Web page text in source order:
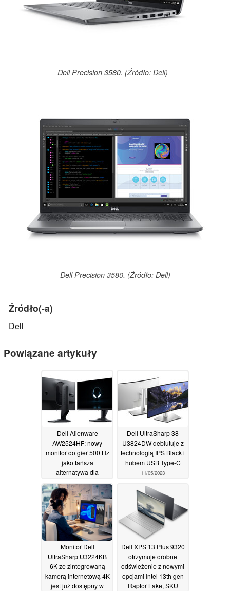
Dell Precision 3580. (Źródło: Dell)
Dell Precision 3580. (Źródło: Dell)
Źródło(-a)
Dell
Powiązane artykuły
Dell Alienware
AW2524HF: nowy
monitor do gier 500 Hz
jako tańsza
alternatywa dla
AW2524H24/08/2023
Dell UltraSharp 38
U3824DW debiutuje z
technologią IPS Black i
hubem USB Type-C
11/05/2023
Monitor Dell
UltraSharp U3224KB
6K ze zintegrowaną
kamerą internetową 4K
jest już dostępny w
Dell XPS 13 Plus 9320
otrzymuje drobne
odświeżenie z nowymi
opcjami Intel 13th gen
Raptor Lake, SKU